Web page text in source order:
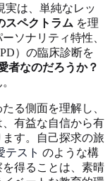
実は、単純なレッ
スペクトラム を理
ソナリティ特性、
）の臨床診断を
者なのだろうか？
る側面を理解し、
有益な自信から有
す。自己探求の旅
テスト のような構
得ることは、素晴